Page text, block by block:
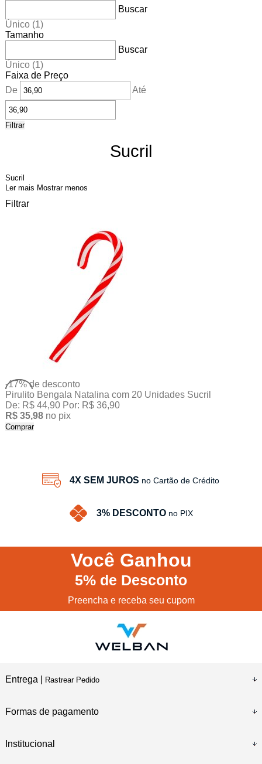
Buscar
Único (1)
Tamanho
Buscar
Único (1)
Faixa de Preço
De
Até
Filtrar
Sucril
Sucril
Ler mais Mostrar menos
Filtrar
-17% de desconto
Pirulito Bengala Natalina com 20 Unidades Sucril
De: R$ 44,90 Por: R$ 36,90
R$ 35,98
no pix
Comprar
4X SEM JUROS no Cartão de Crédito
3% DESCONTO no PIX
Você Ganhou
5% de Desconto
Preencha e receba seu cupom
Entrega | Rastrear Pedido
Formas de pagamento
Institucional